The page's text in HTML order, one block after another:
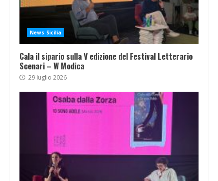
News Sicilia
Cala il sipario sulla V edizione del Festival Letterario
Scenari – W Modica
29 luglio 2026